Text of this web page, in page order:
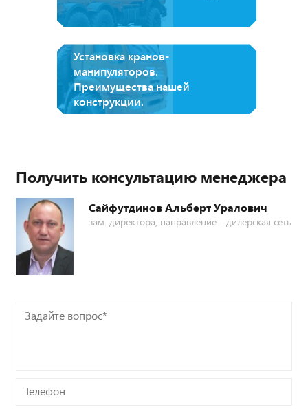
Установка кранов-
манипуляторов.
Преимущества нашей
конструкции.
Получить консультацию менеджера
Сайфутдинов Альберт Уралович
зам. директора, направление - дилерская сеть
Задайте
Телефон